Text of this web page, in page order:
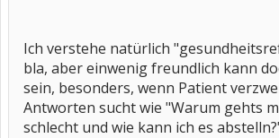
Ich verstehe natürlich
bla, aber einwenig freundlich kann
sein, besonders, wenn Patient
Antworten sucht wie "Warum gehts
schlecht und wie kann ich es